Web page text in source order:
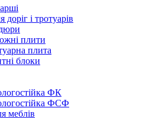
доріг і тротуарів
плити
плита
блоки
ФК
ФСФ
меблів